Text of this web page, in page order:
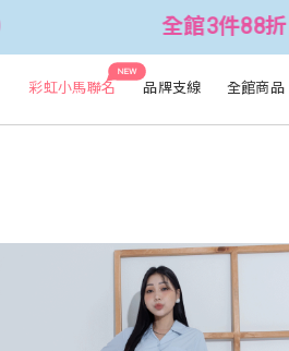
全館3件88折
NEW
彩虹小馬聯名 品牌支線 全館商品